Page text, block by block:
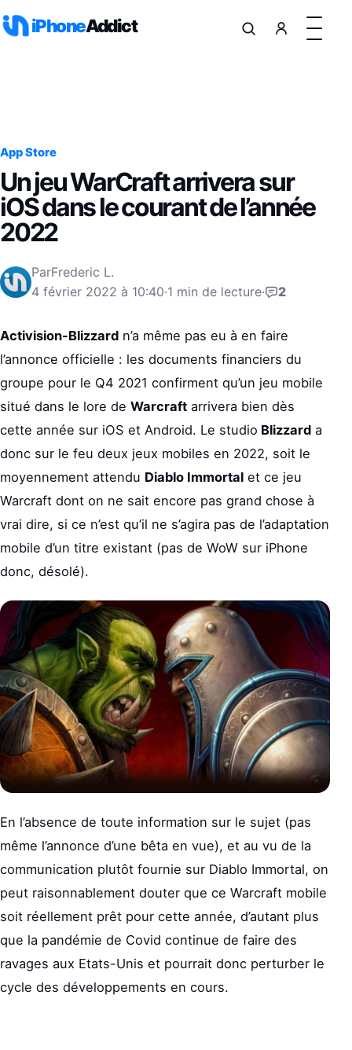
iPhoneAddict
App Store
Un jeu WarCraft arrivera sur
iOS dans le courant de l’année
2022
ParFrederic L.
4 février 2022 à 10:40·1 min de lecture· 2
Activision-Blizzard n’a même pas eu à en faire
l’annonce officielle : les documents financiers du
groupe pour le Q4 2021 confirment qu’un jeu mobile
situé dans le lore de Warcraft arrivera bien dès
cette année sur iOS et Android. Le studio Blizzard a
donc sur le feu deux jeux mobiles en 2022, soit le
moyennement attendu Diablo Immortal et ce jeu
Warcraft dont on ne sait encore pas grand chose à
vrai dire, si ce n’est qu’il ne s’agira pas de l’adaptation
mobile d’un titre existant (pas de WoW sur iPhone
donc, désolé).
En l’absence de toute information sur le sujet (pas
même l’annonce d’une bêta en vue), et au vu de la
communication plutôt fournie sur Diablo Immortal, on
peut raisonnablement douter que ce Warcraft mobile
soit réellement prêt pour cette année, d’autant plus
que la pandémie de Covid continue de faire des
ravages aux Etats-Unis et pourrait donc perturber le
cycle des développements en cours.